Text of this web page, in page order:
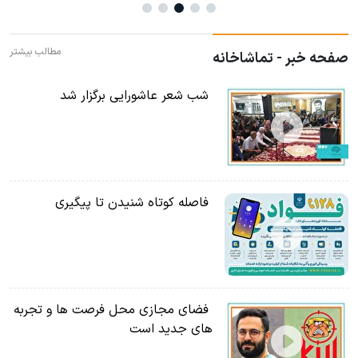
صفحه خبر - تماشاخانه مطالب بیشتر
شب شعر عاشورایی برگزار شد
فاصله کوتاه شنیدن تا پیگیری
فضای مجازی محل فرصت ها و تجربه
های جدید است